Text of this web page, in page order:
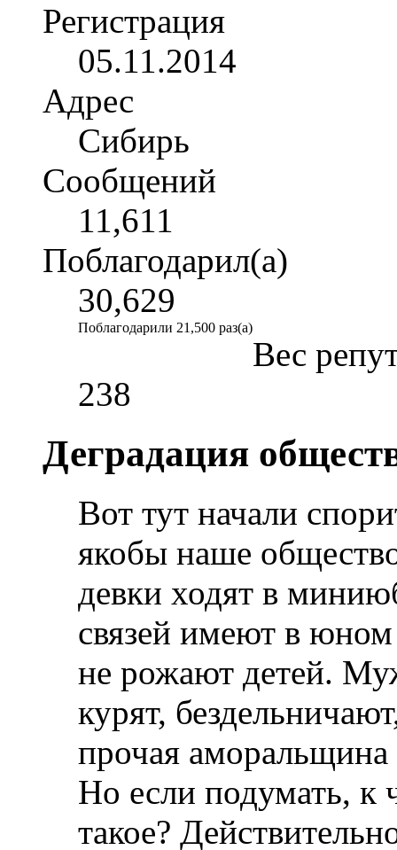
Регистрация
05.11.2014
Адрес
Сибирь
Сообщений
11,611
Поблагодарил(а)
30,629
Поблагодарили 21,500 раз(а)
Вес
238
Деградация
Вот тут начали
якобы наше
девки ходят в
связей имеют в
не рожают детей.
курят,
прочая аморальщина
Но если подумать, к
такое?